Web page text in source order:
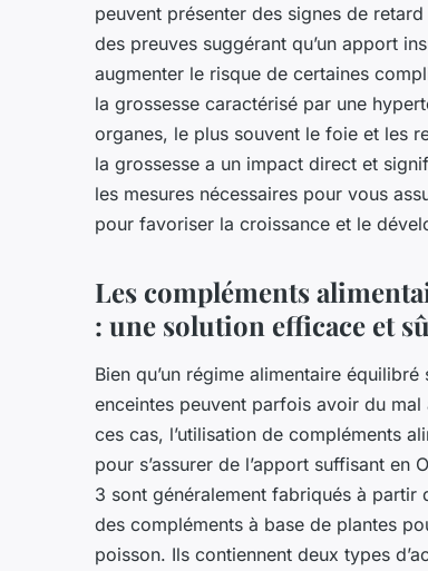
peuvent présenter des signes de
des preuves suggérant qu’un apport
augmenter le risque de certaines
la grossesse caractérisé par une
organes, le plus souvent le foie et les
la grossesse a un impact direct et
les mesures nécessaires pour vous
pour favoriser la croissance et le
Les compléments
: une solution efficace et
Bien qu’un régime alimentaire
enceintes peuvent parfois avoir du
ces cas, l’utilisation de compléments
pour s’assurer de l’apport suffisant en
3 sont généralement fabriqués à partir
des compléments à base de plantes
poisson. Ils contiennent deux types